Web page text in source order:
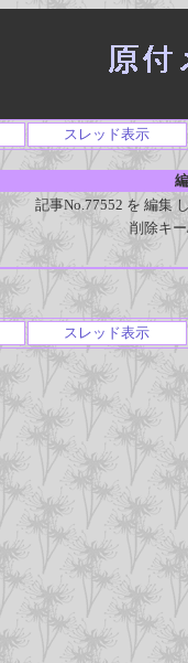
スレッド表示
記事No.77552 を 編集
削除キ
スレッド表示